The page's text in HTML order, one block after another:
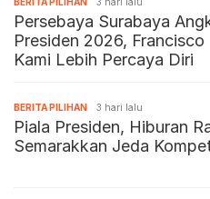
Persebaya Surabaya
Presiden 2026, Francisco
Kami Lebih Percaya Diri
BERITA PILIHAN 3 hari lalu
Piala Presiden, Hiburan
Semarakkan Jeda